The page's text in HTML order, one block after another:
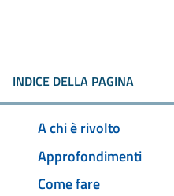
INDICE DELLA PAGINA
A chi è rivolto
Approfondimenti
Come fare